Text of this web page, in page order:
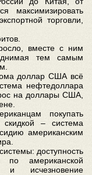
максимизировать
торговли,
вместе с ним
тем самым
доллар США всё
нефтедоллара
на доллары США,
покупать
– система
американским
доступность
по американской
и исчезновение